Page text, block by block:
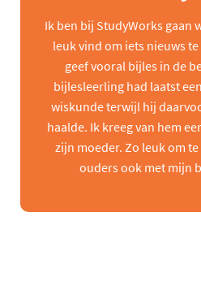
Ik ben bij StudyWorks gaan
leuk vind om iets nieuws
geef vooral bijles in de
bijlesleerling had laatst
wiskunde terwijl hij
haalde. Ik kreeg van hem
zijn moeder. Zo leuk om
ouders ook met mijn